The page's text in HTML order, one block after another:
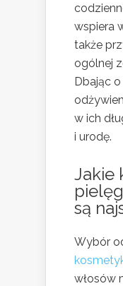
wspiera
także
ogólnej
Dbając
w ich
i urodę.
Jakie
są
Wybór
włosów